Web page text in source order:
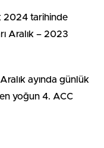
2024 tarihinde
Aralık – 2023
ayında günlük
yoğun 4. ACC